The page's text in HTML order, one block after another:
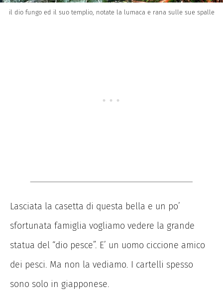
il dio fungo ed il suo templio, notate la lumaca e rana sulle sue spalle
Lasciata la casetta di questa bella e un po’
sfortunata famiglia vogliamo vedere la grande
statua del “dio pesce”. E’ un uomo ciccione amico
dei pesci. Ma non la vediamo. I cartelli spesso
sono solo in giapponese.